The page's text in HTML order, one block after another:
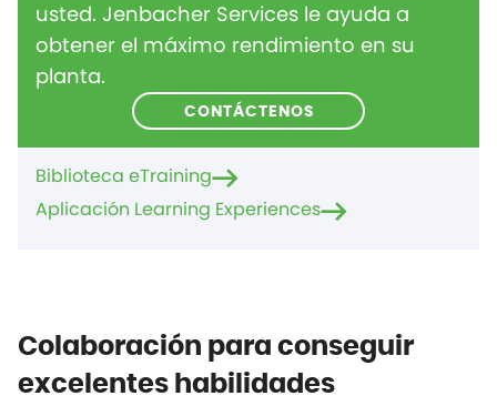
usted. Jenbacher Services le ayuda a
obtener el máximo rendimiento en su
planta.
CONTÁCTENOS
Biblioteca eTraining
Aplicación Learning Experiences
Colaboración para conseguir
excelentes habilidades